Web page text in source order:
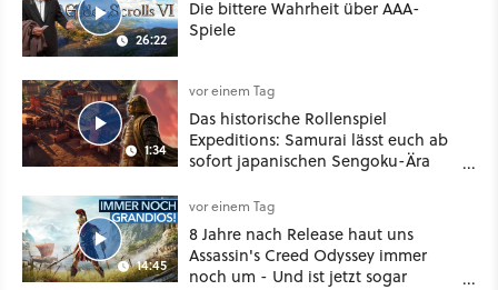
26:22
Die bittere Wahrheit über AAA-
Spiele
1:34
vor einem Tag
Das historische Rollenspiel
Expeditions: Samurai lässt euch ab
sofort japanischen Sengoku-Ära
oder Diplomatie
14:45
vor einem Tag
8 Jahre nach Release haut uns
Assassin's Creed Odyssey immer
noch um - Und ist jetzt sogar